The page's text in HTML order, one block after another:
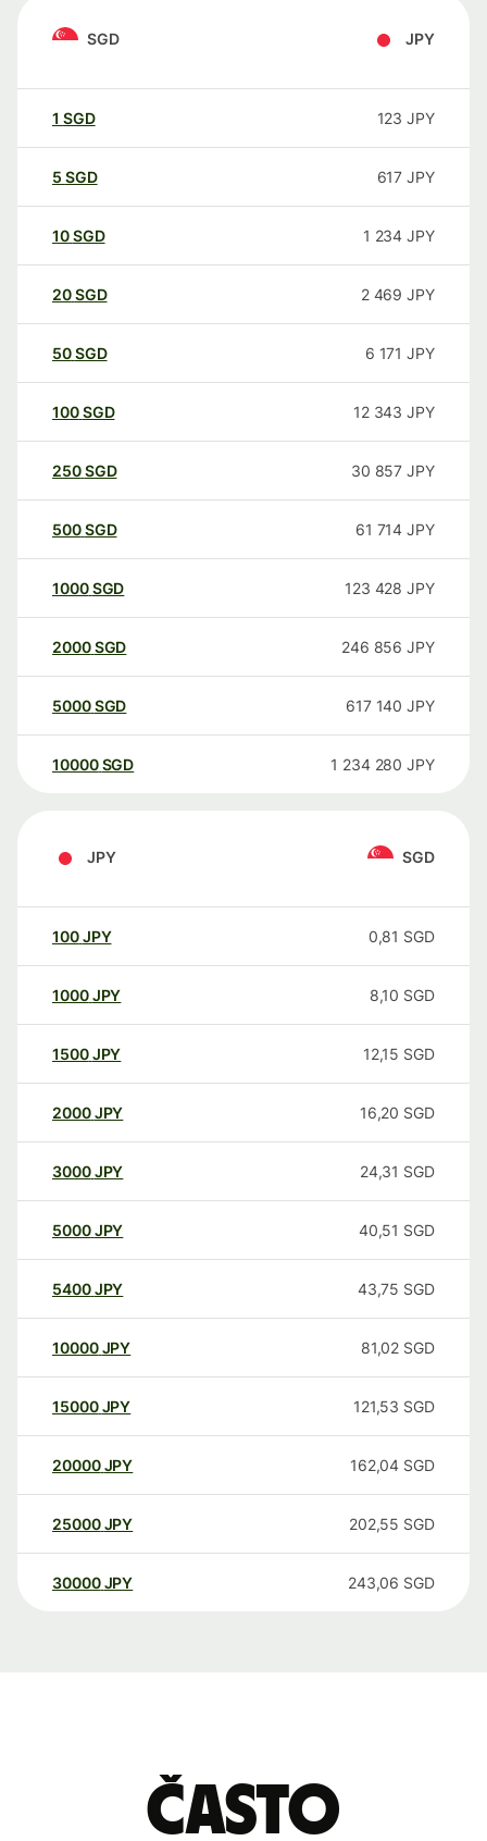
SGD JPY
1 SGD 123 JPY
5 SGD 617 JPY
10SGD 1 234 JPY
20SGD 2 469 JPY
50SGD 6 171 JPY
100SGD 12 343 JPY
250SGD 30 857 JPY
500SGD 61 714 JPY
1000SGD 123 428 JPY
2000SGD 246 856 JPY
5000SGD 617 140 JPY
10000 SGD 1 234 280 JPY
JPY SGD
100JPY 0,81 SGD
1000JPY 8,10 SGD
1500JPY 12,15 SGD
2000JPY 16,20 SGD
3000JPY 24,31 SGD
5000JPY 40,51 SGD
5400JPY 43,75 SGD
10000 JPY 81,02 SGD
15000 JPY 121,53 SGD
20000 JPY 162,04 SGD
25000 JPY 202,55 SGD
30000 JPY 243,06 SGD
Často